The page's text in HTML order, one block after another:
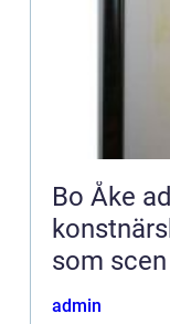
Bo Åke
som scen
admin